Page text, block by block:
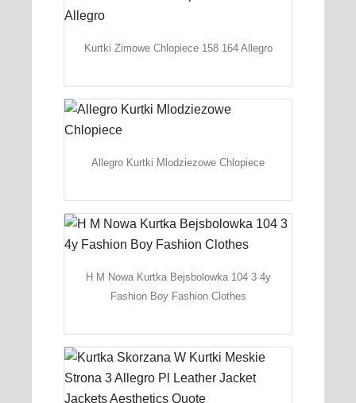
Kurtki Zimowe Chlopiece 158 164 Allegro
Allegro Kurtki Mlodziezowe Chlopiece
H M Nowa Kurtka Bejsbolowka 104 3 4y
Fashion Boy Fashion Clothes